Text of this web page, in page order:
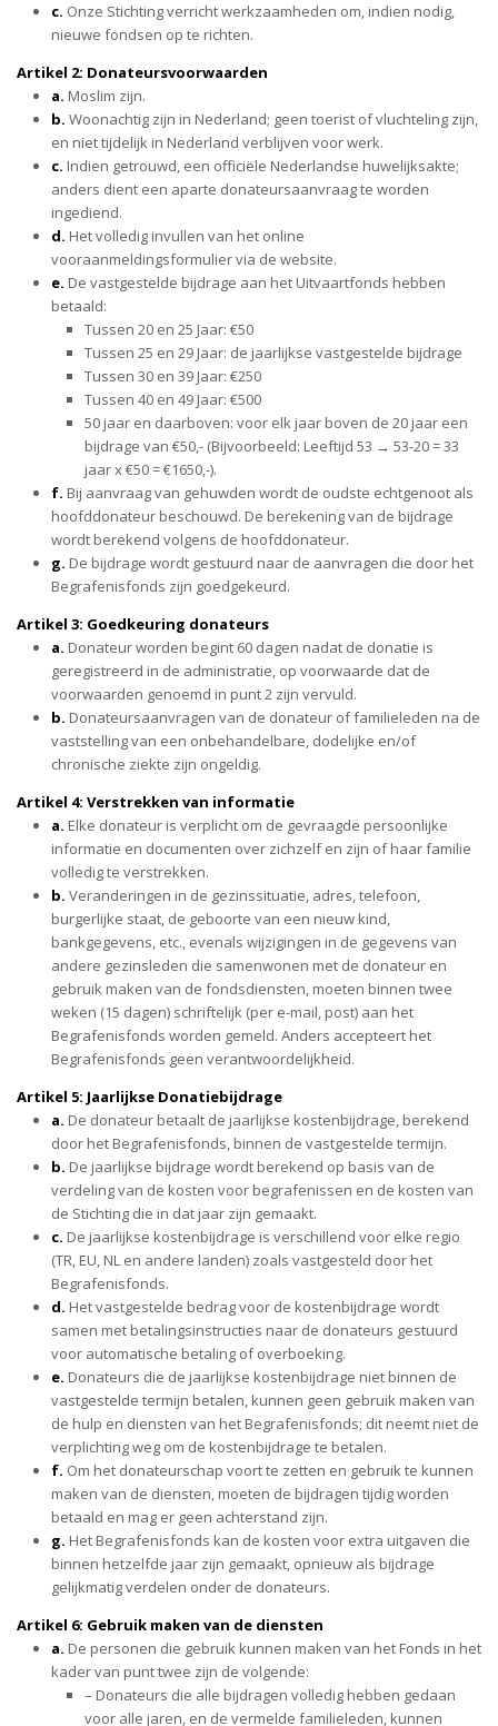
c. Onze Stichting verricht werkzaamheden om, indien nodig,
nieuwe fondsen op te richten.
Artikel 2: Donateursvoorwaarden
a. Moslim zijn.
b. Woonachtig zijn in Nederland; geen toerist of vluchteling zijn,
en niet tijdelijk in Nederland verblijven voor werk.
c. Indien getrouwd, een officiële Nederlandse huwelijksakte;
anders dient een aparte donateursaanvraag te worden
ingediend.
d. Het volledig invullen van het online
vooraanmeldingsformulier via de website.
e. De vastgestelde bijdrage aan het Uitvaartfonds hebben
betaald:
Tussen 20 en 25 Jaar: €50
Tussen 25 en 29 Jaar: de jaarlijkse vastgestelde bijdrage
Tussen 30 en 39 Jaar: €250
Tussen 40 en 49 Jaar: €500
50 jaar en daarboven: voor elk jaar boven de 20 jaar een
bijdrage van €50,- (Bijvoorbeeld: Leeftijd 53 → 53-20 = 33
jaar x €50 = €1650,-).
f. Bij aanvraag van gehuwden wordt de oudste echtgenoot als
hoofddonateur beschouwd. De berekening van de bijdrage
wordt berekend volgens de hoofddonateur.
g. De bijdrage wordt gestuurd naar de aanvragen die door het
Begrafenisfonds zijn goedgekeurd.
Artikel 3: Goedkeuring donateurs
a. Donateur worden begint 60 dagen nadat de donatie is
geregistreerd in de administratie, op voorwaarde dat de
voorwaarden genoemd in punt 2 zijn vervuld.
b. Donateursaanvragen van de donateur of familieleden na de
vaststelling van een onbehandelbare, dodelijke en/of
chronische ziekte zijn ongeldig.
Artikel 4: Verstrekken van informatie
a. Elke donateur is verplicht om de gevraagde persoonlijke
informatie en documenten over zichzelf en zijn of haar familie
volledig te verstrekken.
b. Veranderingen in de gezinssituatie, adres, telefoon,
burgerlijke staat, de geboorte van een nieuw kind,
bankgegevens, etc., evenals wijzigingen in de gegevens van
andere gezinsleden die samenwonen met de donateur en
gebruik maken van de fondsdiensten, moeten binnen twee
weken (15 dagen) schriftelijk (per e-mail, post) aan het
Begrafenisfonds worden gemeld. Anders accepteert het
Begrafenisfonds geen verantwoordelijkheid.
Artikel 5: Jaarlijkse Donatiebijdrage
a. De donateur betaalt de jaarlijkse kostenbijdrage, berekend
door het Begrafenisfonds, binnen de vastgestelde termijn.
b. De jaarlijkse bijdrage wordt berekend op basis van de
verdeling van de kosten voor begrafenissen en de kosten van
de Stichting die in dat jaar zijn gemaakt.
c. De jaarlijkse kostenbijdrage is verschillend voor elke regio
(TR, EU, NL en andere landen) zoals vastgesteld door het
Begrafenisfonds.
d. Het vastgestelde bedrag voor de kostenbijdrage wordt
samen met betalingsinstructies naar de donateurs gestuurd
voor automatische betaling of overboeking.
e. Donateurs die de jaarlijkse kostenbijdrage niet binnen de
vastgestelde termijn betalen, kunnen geen gebruik maken van
de hulp en diensten van het Begrafenisfonds; dit neemt niet de
verplichting weg om de kostenbijdrage te betalen.
f. Om het donateurschap voort te zetten en gebruik te kunnen
maken van de diensten, moeten de bijdragen tijdig worden
betaald en mag er geen achterstand zijn.
g. Het Begrafenisfonds kan de kosten voor extra uitgaven die
binnen hetzelfde jaar zijn gemaakt, opnieuw als bijdrage
gelijkmatig verdelen onder de donateurs.
Artikel 6: Gebruik maken van de diensten
a. De personen die gebruik kunnen maken van het Fonds in het
kader van punt twee zijn de volgende:
– Donateurs die alle bijdragen volledig hebben gedaan
voor alle jaren, en de vermelde familieleden, kunnen